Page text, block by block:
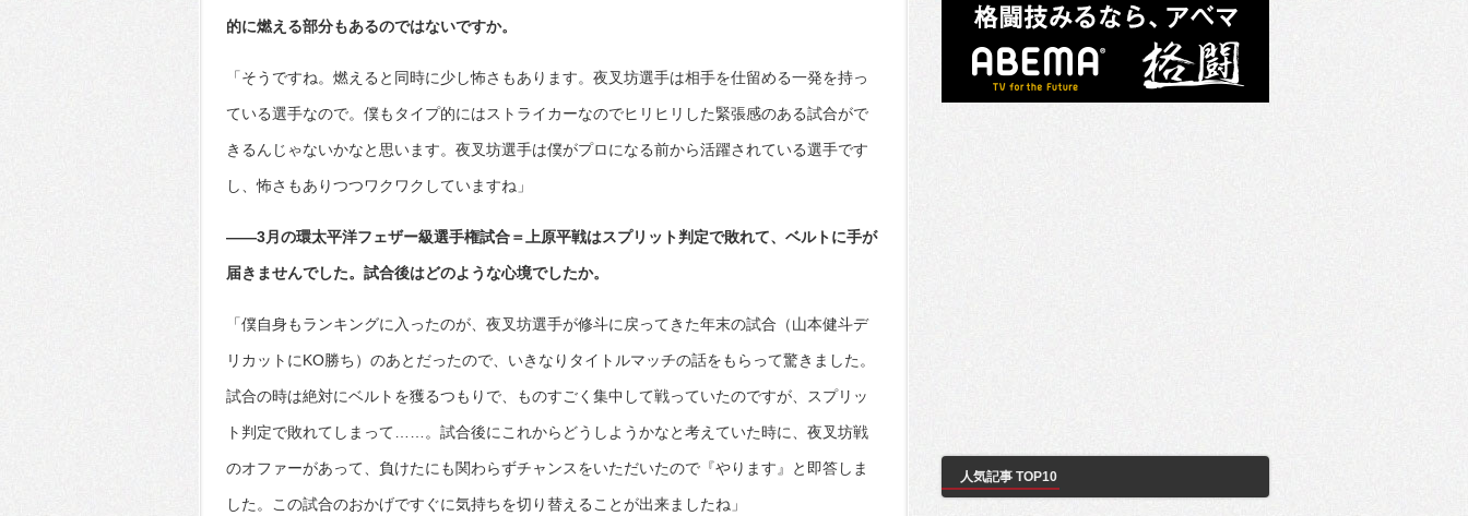
的に燃える部分もあるのではないですか。
「そうですね。燃えると同時に少し怖さもあります。夜叉坊選手は相手を仕留める一発を持っ
ている選手なので。僕もタイプ的にはストライカーなのでヒリヒリした緊張感のある試合がで
きるんじゃないかなと思います。夜叉坊選手は僕がプロになる前から活躍されている選手です
し、怖さもありつつワクワクしていますね」
――3月の環太平洋フェザー級選手権試合＝上原平戦はスプリット判定で敗れて、ベルトに手が
届きませんでした。試合後はどのような心境でしたか。
「僕自身もランキングに入ったのが、夜叉坊選手が修斗に戻ってきた年末の試合（山本健斗デ
リカットにKO勝ち）のあとだったので、いきなりタイトルマッチの話をもらって驚きました。
試合の時は絶対にベルトを獲るつもりで、ものすごく集中して戦っていたのですが、スプリッ
ト判定で敗れてしまって……。試合後にこれからどうしようかなと考えていた時に、夜叉坊戦
のオファーがあって、負けたにも関わらずチャンスをいただいたので『やります』と即答しま
した。この試合のおかげですぐに気持ちを切り替えることが出来ましたね」
人気記事 TOP10